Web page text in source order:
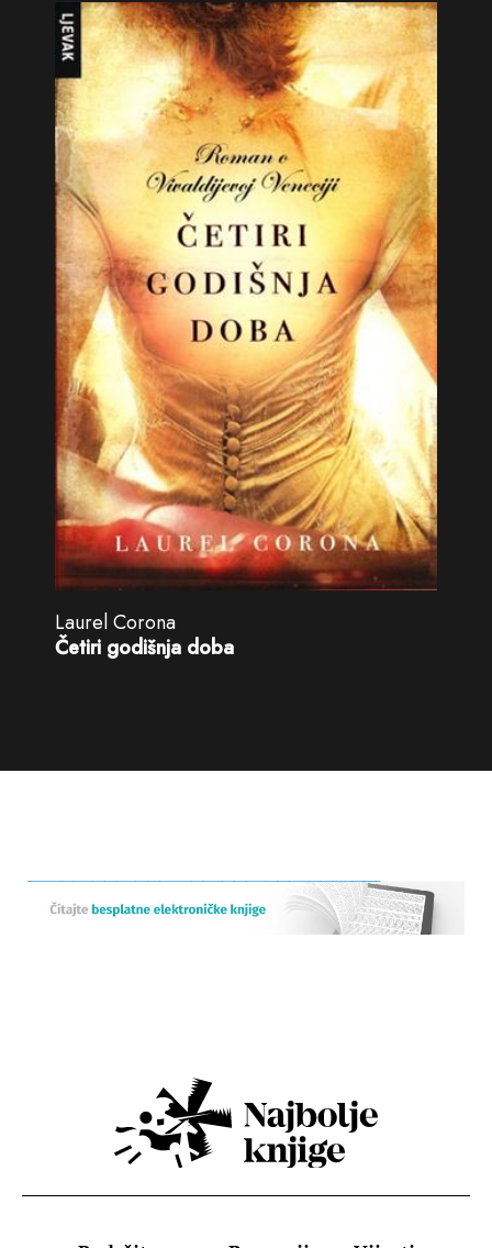
Laurel Corona
Četiri godišnja doba